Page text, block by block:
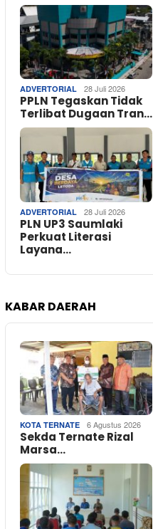
ADVERTORIAL 28 Juli 2026
PPLN Tegaskan Tidak
Terlibat Dugaan Tran…
ADVERTORIAL 28 Juli 2026
PLN UP3 Saumlaki
Perkuat Literasi
Layana…
KABAR DAERAH
KOTA TERNATE 6 Agustus 2026
Sekda Ternate Rizal
Marsa…